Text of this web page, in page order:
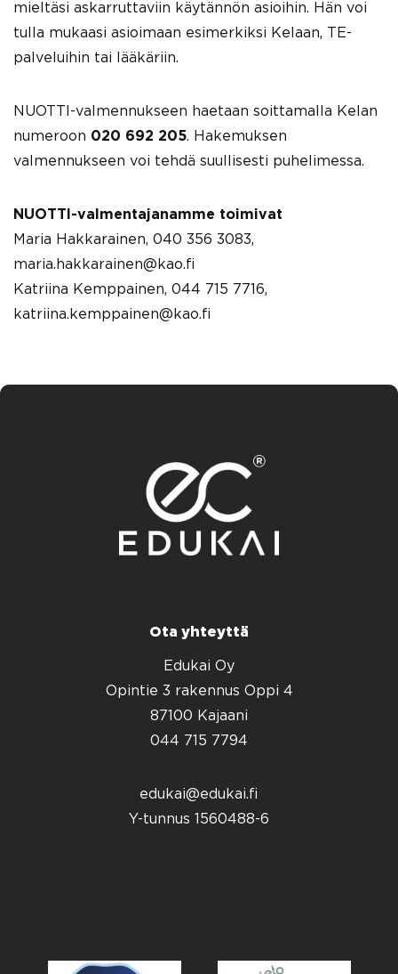
mieltäsi askarruttaviin käytännön asioihin. Hän voi
tulla mukaasi asioimaan esimerkiksi Kelaan, TE-
palveluihin tai lääkäriin.
NUOTTI-valmennukseen haetaan soittamalla Kelan
numeroon 020 692 205. Hakemuksen
valmennukseen voi tehdä suullisesti puhelimessa.
NUOTTI-valmentajanamme toimivat
Maria Hakkarainen, 040 356 3083,
maria.hakkarainen@kao.fi
Katriina Kemppainen, 044 715 7716,
katriina.kemppainen@kao.fi
Ota yhteyttä
Edukai Oy
Opintie 3 rakennus Oppi 4
87100 Kajaani
044 715 7794
edukai@edukai.fi
Y-tunnus 1560488-6